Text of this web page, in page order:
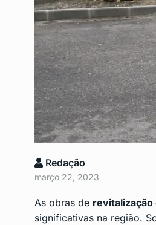
Redação
março 22, 2023
As obras de revitalização
significativas na região.
8
9